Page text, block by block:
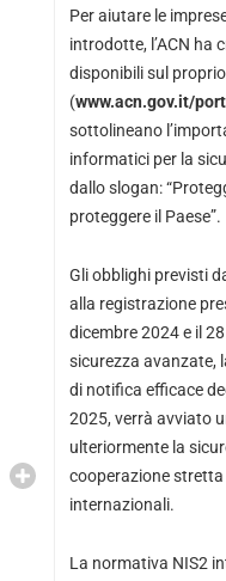
Per aiutare le
introdotte, l’ACN ha
disponibili sul
(www.acn.gov.it/
sottolineano
informatici per la
dallo slogan:
proteggere il Paese”.
Gli obblighi previsti
alla registrazione
dicembre 2024 e il
sicurezza avanzate,
di notifica efficace
2025, verrà avviato
ulteriormente la
cooperazione
internazionali.
La normativa NIS2